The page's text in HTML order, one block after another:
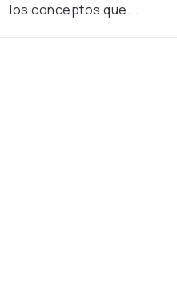
los conceptos que...